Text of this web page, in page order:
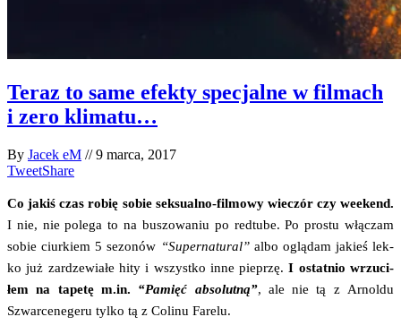
Teraz to same efekty specjalne w filmach
i zero klimatu…
By Jacek eM //9 marca, 2017
TweetShare
Co jakiś czas robię sobie sek­su­al­no-fil­mo­wy wie­czór czy week­end.
I nie, nie pole­ga to na buszo­wa­niu po red­tu­be. Po pro­stu włą­czam
sobie ciur­kiem 5 sezo­nów “Super­na­tu­ral”albo oglą­dam jakieś lek­
ko już zardze­wia­łe hity i wszyst­ko inne pie­przę. I ostat­nio wrzu­ci­
łem na tape­tę m.in. “Pamięć abso­lut­ną”, ale nie tą z Arnol­du
Szwar­ce­ne­ge­ru tyl­ko tą z Coli­nu Farelu.